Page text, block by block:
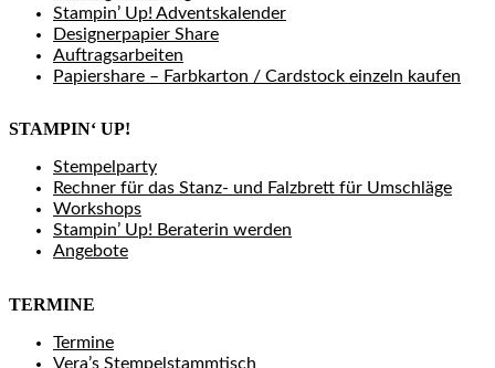
Stampin’ Up! Adventskalender
Designerpapier Share
Auftragsarbeiten
Papiershare – Farbkarton / Cardstock einzeln kaufen
STAMPIN‘ UP!
Stempelparty
Rechner für das Stanz- und Falzbrett für Umschläge
Workshops
Stampin’ Up! Beraterin werden
Angebote
TERMINE
Termine
Vera’s Stempelstammtisch